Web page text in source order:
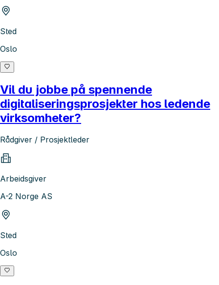
Sted
Oslo
Vil du jobbe på spennende
digitaliseringsprosjekter hos ledende
virksomheter?
Rådgiver / Prosjektleder
Arbeidsgiver
A-2 Norge AS
Sted
Oslo